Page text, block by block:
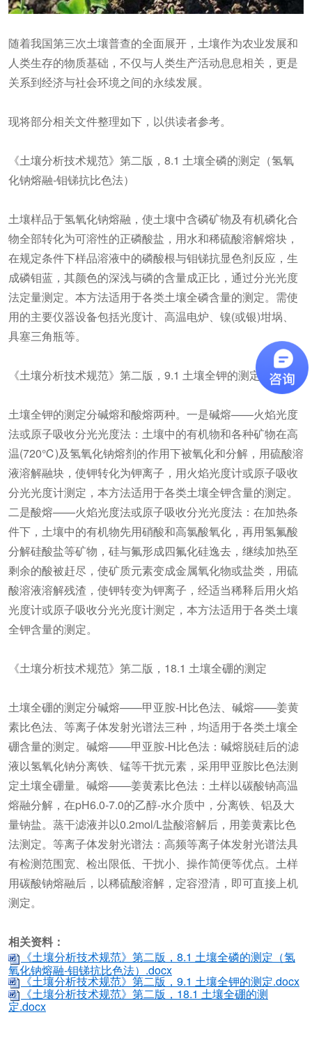
随着我国第三次土壤普查的全面展开，土壤作为农业发展和
人类生存的物质基础，不仅与人类生产活动息息相关，更是
关系到经济与社会环境之间的永续发展。
现将部分相关文件整理如下，以供读者参考。
《土壤分析技术规范》第二版，8.1 土壤全磷的测定（氢氧
化钠熔融-钼锑抗比色法）
土壤样品于氢氧化钠熔融，使土壤中含磷矿物及有机磷化合
物全部转化为可溶性的正磷酸盐，用水和稀硫酸溶解熔块，
在规定条件下样品溶液中的磷酸根与钼锑抗显色剂反应，生
成磷钼蓝，其颜色的深浅与磷的含量成正比，通过分光光度
法定量测定。本方法适用于各类土壤全磷含量的测定。需使
用的主要仪器设备包括光度计、高温电炉、镍(或银)坩埚、
具塞三角瓶等。
《土壤分析技术规范》第二版，9.1 土壤全钾的测定
土壤全钾的测定分碱熔和酸熔两种。一是碱熔——火焰光度
法或原子吸收分光光度法：土壤中的有机物和各种矿物在高
温(720℃)及氢氧化钠熔剂的作用下被氧化和分解，用硫酸溶
液溶解融块，使钾转化为钾离子，用火焰光度计或原子吸收
分光光度计测定，本方法适用于各类土壤全钾含量的测定。
二是酸熔——火焰光度法或原子吸收分光光度法：在加热条
件下，土壤中的有机物先用硝酸和高氯酸氧化，再用氢氟酸
分解硅酸盐等矿物，硅与氟形成四氟化硅逸去，继续加热至
剩余的酸被赶尽，使矿质元素变成金属氧化物或盐类，用硫
酸溶液溶解残渣，使钾转变为钾离子，经适当稀释后用火焰
光度计或原子吸收分光光度计测定，本方法适用于各类土壤
全钾含量的测定。
《土壤分析技术规范》第二版，18.1 土壤全硼的测定
土壤全硼的测定分碱熔——甲亚胺-H比色法、碱熔——姜黄
素比色法、等离子体发射光谱法三种，均适用于各类土壤全
硼含量的测定。碱熔——甲亚胺-H比色法：碱熔脱硅后的滤
液以氢氧化钠分离铁、锰等干扰元素，采用甲亚胺比色法测
定土壤全硼量。碱熔——姜黄素比色法：土样以碳酸钠高温
熔融分解，在pH6.0-7.0的乙醇-水介质中，分离铁、铝及大
量钠盐。蒸干滤液并以0.2mol/L盐酸溶解后，用姜黄素比色
法测定。等离子体发射光谱法：高频等离子体发射光谱法具
有检测范围宽、检出限低、干扰小、操作简便等优点。土样
用碳酸钠熔融后，以稀硫酸溶解，定容澄清，即可直接上机
测定。
相关资料：
《土壤分析技术规范》第二版，8.1 土壤全磷的测定（氢
氧化钠熔融-钼锑抗比色法）.docx
《土壤分析技术规范》第二版，9.1 土壤全钾的测定.docx
《土壤分析技术规范》第二版，18.1 土壤全硼的测
定.docx